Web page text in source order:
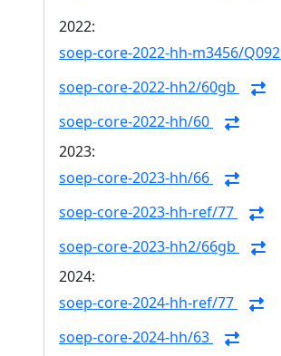
2022:
soep-core-2022-hh-m3456/Q092
soep-core-2022-hh2/60gb
soep-core-2022-hh/60
2023:
soep-core-2023-hh/66
soep-core-2023-hh-ref/77
soep-core-2023-hh2/66gb
2024:
soep-core-2024-hh-ref/77
soep-core-2024-hh/63